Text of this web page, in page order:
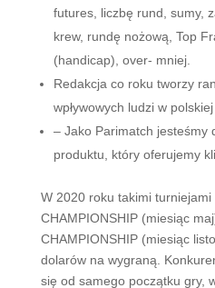
futures, liczbę rund, sumy,
krew, rundę nożową, Top
(handicap), over- mniej.
Redakcja co roku tworzy
wpływowych ludzi w
– Jako Parimatch jesteśmy
produktu, który oferujemy
W 2020 roku takimi turniejami
CHAMPIONSHIP (miesiąc
CHAMPIONSHIP (miesiąc
dolarów na wygraną.
się od samego początku gry,